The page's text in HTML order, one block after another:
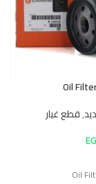
Oil
,قطع غيار
Oil